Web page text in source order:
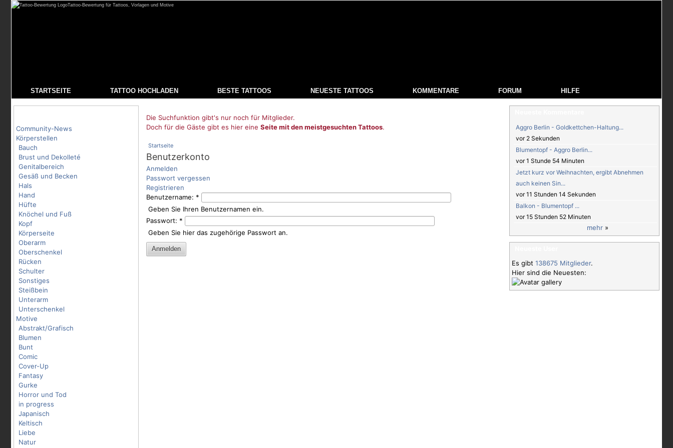
Tattoo-Bewertung für Tattoos, Vorlagen und Motive
STARTSEITE TATTOO HOCHLADEN BESTE TATTOOS NEUESTE TATTOOS KOMMENTARE FORUM HILFE
Community-News
Körperstellen
Bauch
Brust und Dekolleté
Genitalbereich
Gesäß und Becken
Hals
Hand
Hüfte
Knöchel und Fuß
Kopf
Körperseite
Oberarm
Oberschenkel
Rücken
Schulter
Sonstiges
Steißbein
Unterarm
Unterschenkel
Motive
Abstrakt/Grafisch
Blumen
Bunt
Comic
Cover-Up
Fantasy
Gurke
Horror und Tod
in progress
Japanisch
Keltisch
Liebe
Natur
Die Suchfunktion gibt's nur noch für Mitglieder.
Doch für die Gäste gibt es hier eine Seite mit den meistgesuchten Tattoos.
Startseite
Benutzerkonto
Anmelden
Passwort vergessen
Registrieren
Benutzername: *
Geben Sie Ihren Benutzernamen ein.
Passwort: *
Geben Sie hier das zugehörige Passwort an.
Aggro Berlin - Goldkettchen-Haltung...
vor 2 Sekunden
Blumentopf - Aggro Berlin...
vor 1 Stunde 54 Minuten
Jetzt kurz vor Weihnachten, ergibt Abnehmen
auch keinen Sin...
vor 11 Stunden 14 Sekunden
Balkon - Blumentopf ...
vor 15 Stunden 52 Minuten
mehr »
Es gibt 138675 Mitglieder.
Hier sind die Neuesten: